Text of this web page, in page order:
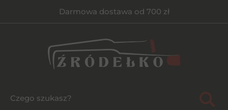
Darmowa dostawa od 700 zł